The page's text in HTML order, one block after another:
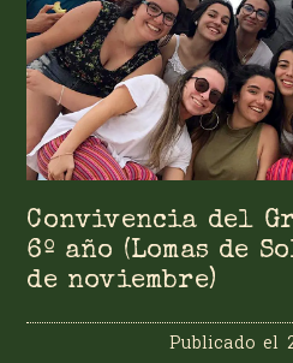
Convivencia del
6º año (Lomas de
de noviembre)
Publicado el